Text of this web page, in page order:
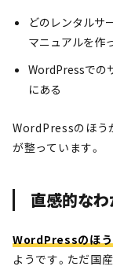
どのレンタルサ
マニュアルを作
WordPressでの
にある
WordPressのほう
が整っています。
直感的な
WordPressのほう
ようです。ただ国